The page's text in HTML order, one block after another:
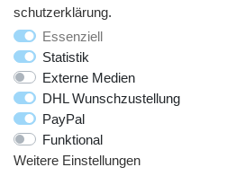
© Copyright 2025 webtotrade
schutz­erklärung.
Essenziell
Statistik
Externe Medien
DHL Wunschzustellung
PayPal
Funktional
Weitere Einstellungen